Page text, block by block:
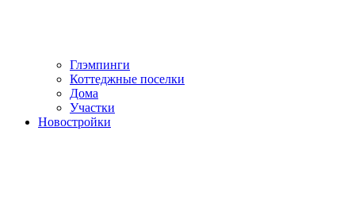
Глэмпинги
Коттеджные поселки
Дома
Участки
Новостройки